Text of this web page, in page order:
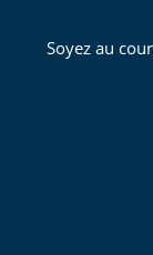
Soyez au